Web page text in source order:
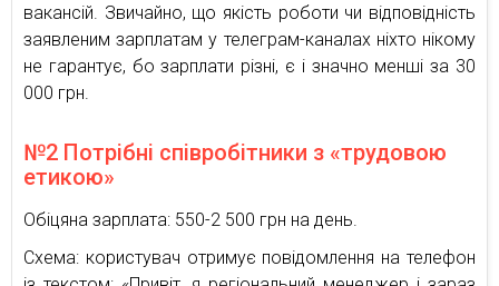
вакансій. Звичайно, що якість роботи чи відповідність
заявленим зарплатам у телеграм-каналах ніхто нікому
не гарантує, бо зарплати різні, є і значно менші за 30
000 грн.
№2 Потрібні співробітники з «трудовою
етикою»
Обіцяна зарплата: 550-2 500 грн на день.
Схема: користувач отримує повідомлення на телефон